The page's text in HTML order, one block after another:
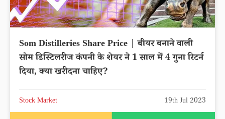
Som Distilleries Share Price | बीयर बनाने वाली
सोम डिस्टिलरीज कंपनी के शेयर ने 1 साल में 4 गुना रिटर्न
दिया, क्या खरीदना चाहिए?
Stock Market 19th Jul 2023